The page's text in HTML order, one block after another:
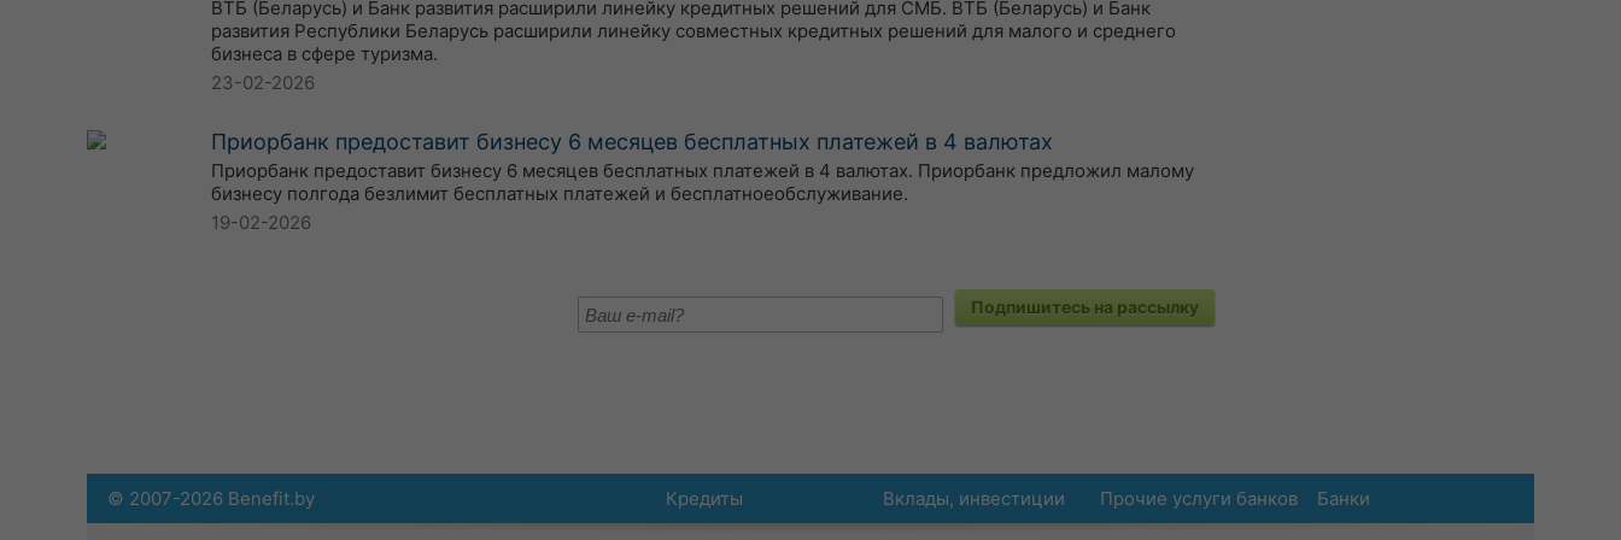
ВТБ (Беларусь) и Банк развития расширили линейку кредитных решений для СМБ. ВТБ (Беларусь) и Банк
развития Республики Беларусь расширили линейку совместных кредитных решений для малого и среднего
бизнеса в сфере туризма.
23-02-2026
Приорбанк предоставит бизнесу 6 месяцев бесплатных платежей в 4 валютах
Приорбанк предоставит бизнесу 6 месяцев бесплатных платежей в 4 валютах. Приорбанк предложил малому
бизнесу полгода безлимит бесплатных платежей и бесплатноеобслуживание.
19-02-2026
Подпишитесь на рассылку
Кредиты Вклады, инвестиции Прочие услуги банков Банки
© 2007-2026 Benefit.by